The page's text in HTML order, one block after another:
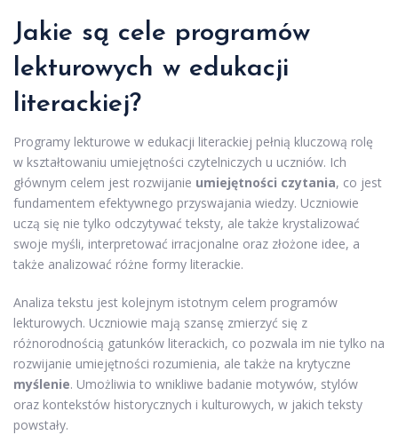
Jakie są cele programów
lekturowych w edukacji
literackiej?
Programy lekturowe w edukacji literackiej pełnią kluczową rolę
w kształtowaniu umiejętności czytelniczych u uczniów. Ich
głównym celem jest rozwijanie umiejętności czytania, co jest
fundamentem efektywnego przyswajania wiedzy. Uczniowie
uczą się nie tylko odczytywać teksty, ale także krystalizować
swoje myśli, interpretować irracjonalne oraz złożone idee, a
także analizować różne formy literackie.
Analiza tekstu jest kolejnym istotnym celem programów
lekturowych. Uczniowie mają szansę zmierzyć się z
różnorodnością gatunków literackich, co pozwala im nie tylko na
rozwijanie umiejętności rozumienia, ale także na krytyczne
myślenie. Umożliwia to wnikliwe badanie motywów, stylów
oraz kontekstów historycznych i kulturowych, w jakich teksty
powstały.